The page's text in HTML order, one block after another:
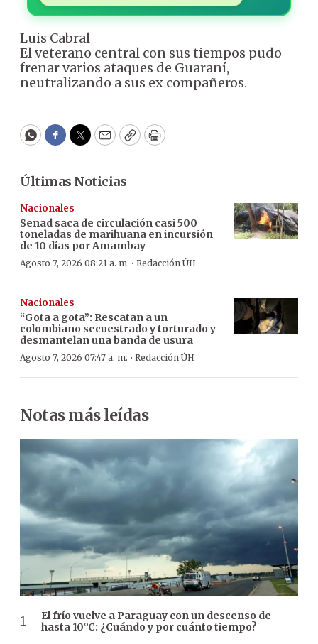
Luis Cabral
El veterano central con sus tiempos pudo
frenar varios ataques de Guaraní,
neutralizando a sus ex compañeros.
WhatsApp
Facebook
Twitter
EmailCopyPrint
Últimas Noticias
Nacionales
Senad saca de circulación casi 500
toneladas de marihuana en incursión
de 10 días por Amambay
Agosto 7, 2026 08:21 a. m. · Redacción ÚH
Nacionales
“Gota a gota”: Rescatan a un
colombiano secuestrado y torturado y
desmantelan una banda de usura
Agosto 7, 2026 07:47 a. m. · Redacción ÚH
Notas más leídas
El frío vuelve a Paraguay con un descenso de
hasta 10°C: ¿Cuándo y por cuánto tiempo?